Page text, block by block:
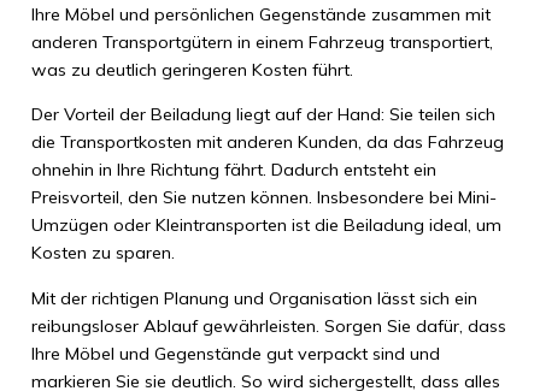
Ihre Möbel und persönlichen Gegenstände zusammen mit
anderen Transportgütern in einem Fahrzeug transportiert,
was zu deutlich geringeren Kosten führt.
Der Vorteil der Beiladung liegt auf der Hand: Sie teilen sich
die Transportkosten mit anderen Kunden, da das Fahrzeug
ohnehin in Ihre Richtung fährt. Dadurch entsteht ein
Preisvorteil, den Sie nutzen können. Insbesondere bei Mini-
Umzügen oder Kleintransporten ist die Beiladung ideal, um
Kosten zu sparen.
Mit der richtigen Planung und Organisation lässt sich ein
reibungsloser Ablauf gewährleisten. Sorgen Sie dafür, dass
Ihre Möbel und Gegenstände gut verpackt sind und
markieren Sie sie deutlich. So wird sichergestellt, dass alles